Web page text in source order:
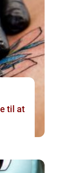
til at